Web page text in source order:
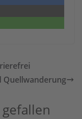
Quellwanderung